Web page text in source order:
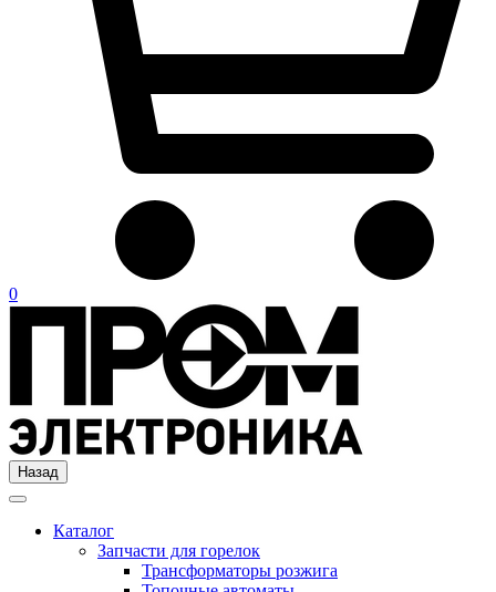
0
Назад
Каталог
Запчасти для горелок
Трансформаторы розжига